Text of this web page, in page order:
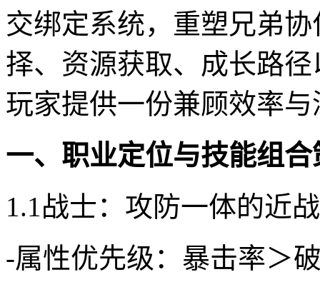
交绑定系统，重塑兄弟
择、资源获取、成长路
玩家提供一份兼顾效率
一、职业定位与技能组合
1.1战士：攻防一体的近
-属性优先级：暴击率＞